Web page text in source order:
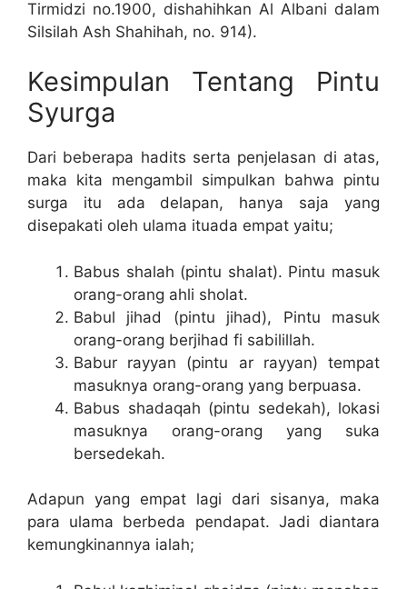
Tirmidzi no.1900, dishahihkan Al Albani dalam
Silsilah Ash Shahihah, no. 914).
Kesimpulan Tentang Pintu
Syurga
Dari beberapa hadits serta penjelasan di atas,
maka kita mengambil simpulkan bahwa pintu
surga itu ada delapan, hanya saja yang
disepakati oleh ulama ituada empat yaitu;
Babus shalah (pintu shalat). Pintu masuk
orang-orang ahli sholat.
Babul jihad (pintu jihad), Pintu masuk
orang-orang berjihad fi sabilillah.
Babur rayyan (pintu ar rayyan) tempat
masuknya orang-orang yang berpuasa.
Babus shadaqah (pintu sedekah), lokasi
masuknya orang-orang yang suka
bersedekah.
Adapun yang empat lagi dari sisanya, maka
para ulama berbeda pendapat. Jadi diantara
kemungkinannya ialah;